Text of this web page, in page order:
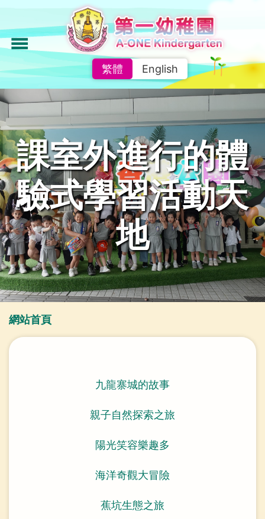
主
容
menu
繁體 English
課室外進行的體
驗式學習活動天
地
導
航
網站首頁
九龍寨城的故事
親子自然探索之旅
陽光笑容樂趣多
海洋奇觀大冒險
蕉坑生態之旅